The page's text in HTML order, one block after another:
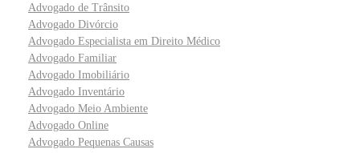
Advogado de Trânsito
Advogado Divórcio
Advogado Especialista em Direito Médico
Advogado Familiar
Advogado Imobiliário
Advogado Inventário
Advogado Meio Ambiente
Advogado Online
Advogado Pequenas Causas